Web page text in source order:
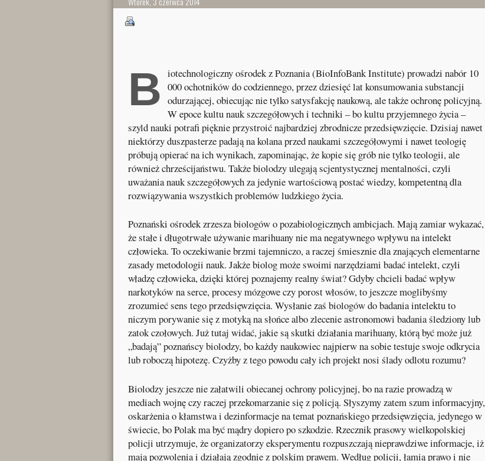
B iotechnologiczny ośrodek z Poznania (BioInfoBank Institute) prowadzi nabór 10
000 ochotników do codziennego, przez dziesięć lat konsumowania substancji
odurzającej, obiecując nie tylko satysfakcję naukową, ale także ochronę policyjną.
W epoce kultu nauk szczegółowych i techniki – bo kultu przyjemnego życia –
szyld nauki potrafi pięknie przystroić najbardziej zbrodnicze przedsięwzięcie. Dzisiaj nawet
niektórzy duszpasterze padają na kolana przed naukami szczegółowymi i nawet teologię
próbują opierać na ich wynikach, zapominając, że kopie się grób nie tylko teologii, ale
również chrześcijaństwu. Także biolodzy ulegają scjentystycznej mentalności, czyli
uważania nauk szczegółowych za jedynie wartościową postać wiedzy, kompetentną dla
rozwiązywania wszystkich problemów ludzkiego życia.
Poznański ośrodek zrzesza biologów o pozabiologicznych ambicjach. Mają zamiar wykazać,
że stałe i długotrwałe używanie marihuany nie ma negatywnego wpływu na intelekt
człowieka. To oczekiwanie brzmi tajemniczo, a raczej śmiesznie dla znających elementarne
zasady metodologii nauk. Jakże biolog może swoimi narzędziami badać intelekt, czyli
władzę człowieka, dzięki której poznajemy realny świat? Gdyby chcieli badać wpływ
narkotyków na serce, procesy mózgowe czy porost włosów, to jeszcze moglibyśmy
zrozumieć sens tego przedsięwzięcia. Wysłanie zaś biologów do badania intelektu to
niczym porywanie się z motyką na słońce albo zlecenie astronomowi badania śledziony lub
zatok czołowych. Już tutaj widać, jakie są skutki działania marihuany, którą być może już
„badają” poznańscy biolodzy, bo każdy naukowiec najpierw na sobie testuje swoje odkrycia
lub roboczą hipotezę. Czyżby z tego powodu cały ich projekt nosi ślady odlotu rozumu?
Biolodzy jeszcze nie załatwili obiecanej ochrony policyjnej, bo na razie prowadzą w
mediach wojnę czy raczej przekomarzanie się z policją. Słyszymy zatem szum informacyjny,
oskarżenia o kłamstwa i dezinformacje na temat poznańskiego przedsięwzięcia, jedynego w
świecie, bo Polak ma być mądry dopiero po szkodzie. Rzecznik prasowy wielkopolskiej
policji utrzymuje, że organizatorzy eksperymentu rozpuszczają nieprawdziwe informacje, iż
mają pozwolenia i działają zgodnie z polskim prawem. Według policji, łamią prawo i nie